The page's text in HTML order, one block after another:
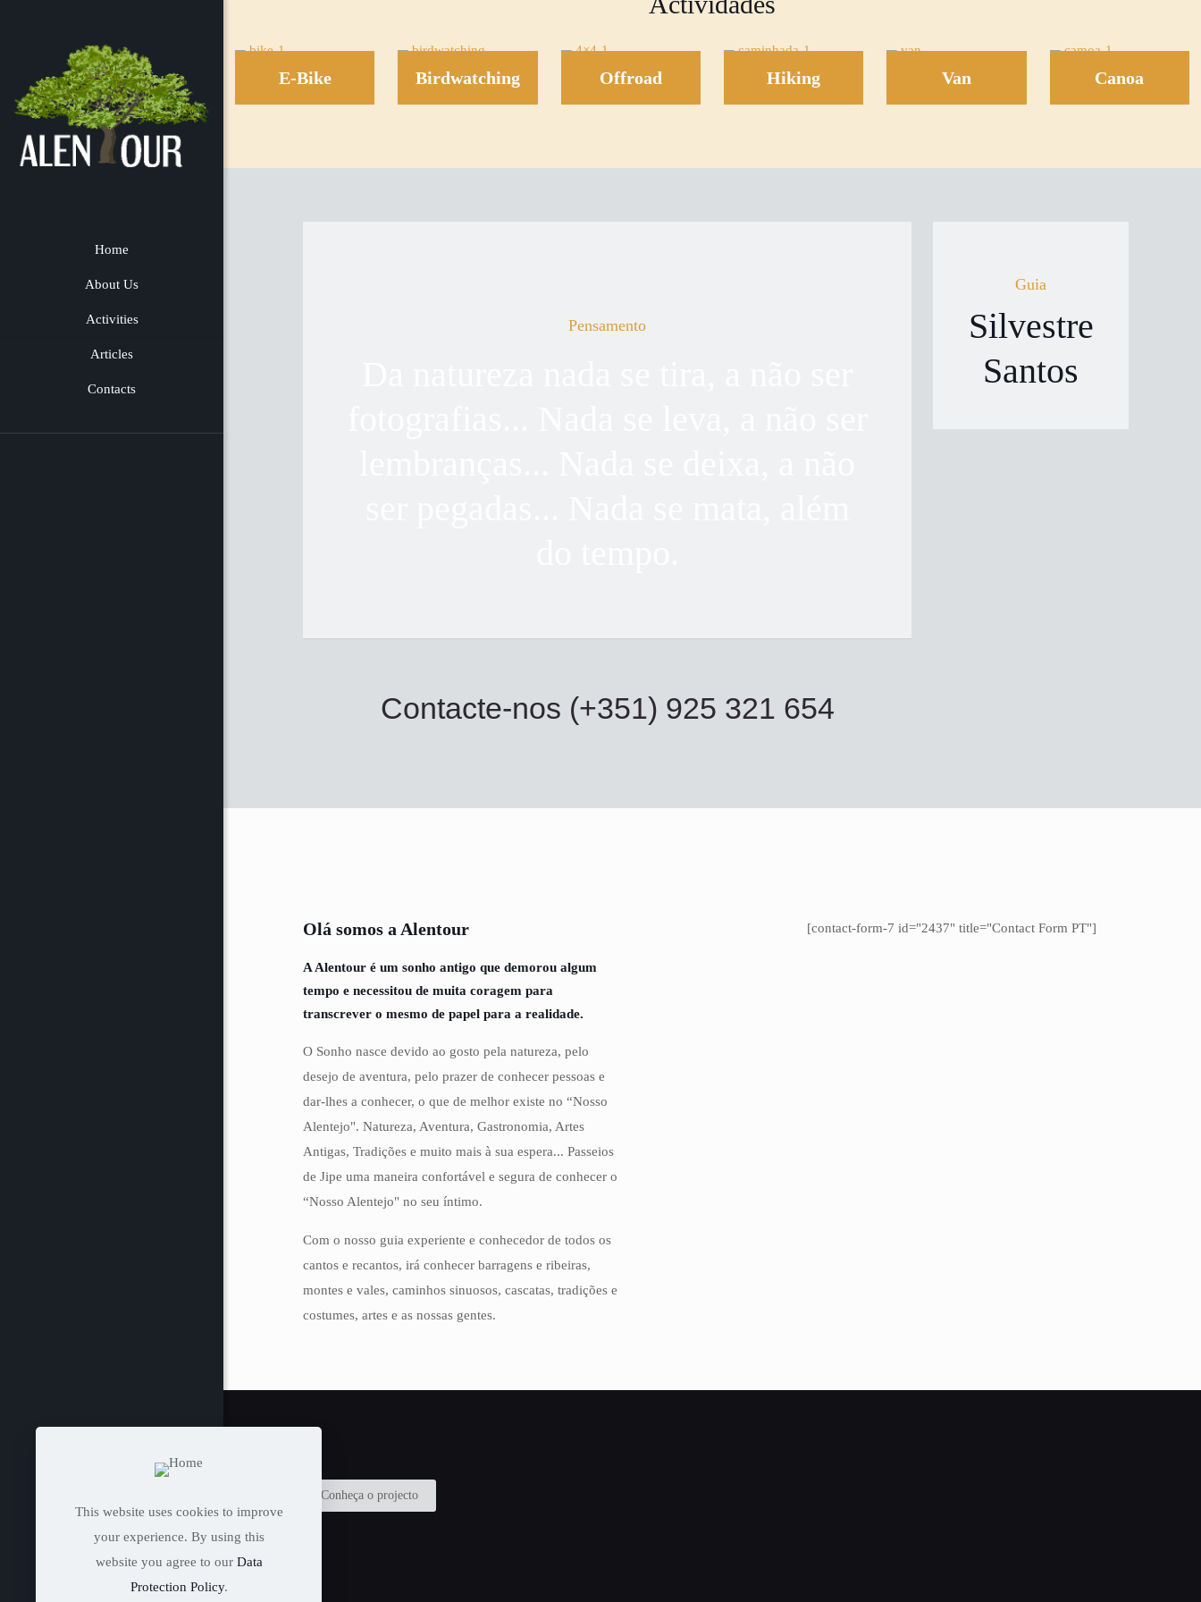
Home
About Us
Activities
Articles
Contacts
E-Bike Birdwatching Offroad Hiking Van Canoa
Pensamento
Contacte-nos (+351) 925 321 654
Guia
Silvestre
Santos
Olá somos a Alentour
A Alentour é um sonho antigo que demorou algum
tempo e necessitou de muita coragem para
transcrever o mesmo de papel para a realidade.
O Sonho nasce devido ao gosto pela natureza, pelo
desejo de aventura, pelo prazer de conhecer pessoas e
dar-lhes a conhecer, o que de melhor existe no “Nosso
Alentejo". Natureza, Aventura, Gastronomia, Artes
Antigas, Tradições e muito mais à sua espera... Passeios
de Jipe uma maneira confortável e segura de conhecer o
“Nosso Alentejo" no seu íntimo.
Com o nosso guia experiente e conhecedor de todos os
cantos e recantos, irá conhecer barragens e ribeiras,
montes e vales, caminhos sinuosos, cascatas, tradições e
costumes, artes e as nossas gentes.
[contact-form-7 id="2437" title="Contact Form PT"]
Conheça o projecto
This website uses cookies to improve
your experience. By using this
website you agree to our Data
Protection Policy.